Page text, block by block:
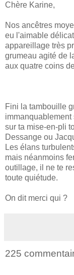
Chère Karine,
Nos ancêtres
eu l'aimable
appareillage très
grumeau agité de
aux quatre coins
Fini la tambouille
sur ta mise-en-pli
Dessange ou
Les élans
mais néanmoins
outillage, il ne te
toute quiétude.
On dit merci qui ?
225